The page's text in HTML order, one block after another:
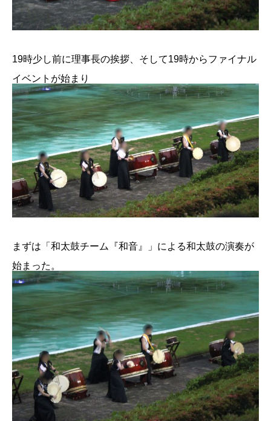
19時少し前に理事長の挨拶、そして19時からファイナル
イベントが始まり
まずは「和太鼓チーム『和音』」による和太鼓の演奏が
始まった。